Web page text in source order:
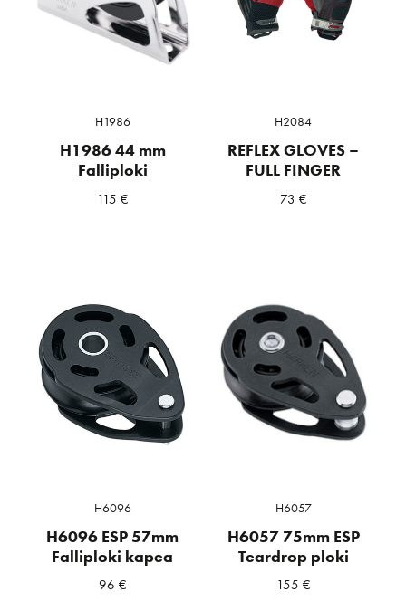
H1986
H1986 44 mm
Falliploki
115 €
H2084
REFLEX GLOVES –
FULL FINGER
73 €
H6096
H6096 ESP 57mm
Falliploki kapea
96 €
H6057
H6057 75mm ESP
Teardrop ploki
155 €